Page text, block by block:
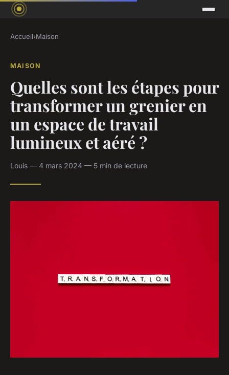
Accueil›Maison
MAISON
Quelles sont les étapes pour
transformer un grenier en
un espace de travail
lumineux et aéré ?
Louis — 4 mars 2024 — 5 min de lecture